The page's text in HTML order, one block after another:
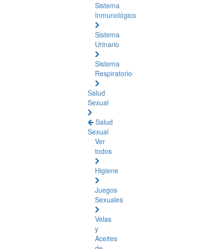
Sistema
Inmunológico
Sistema
Urinario
Sistema
Respiratorio
Salud
Sexual
Salud
Sexual
Ver
todos
Higiene
Juegos
Sexuales
Velas
y
Aceites